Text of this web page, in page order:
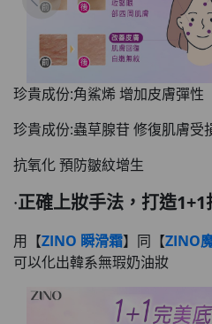
珍貴成份:角鯊烯 增加皮膚彈性
珍貴成份:蟲草腺苷 修復肌膚受
抗氧化 預防皺紋增生
·正確上妝手法，打造
用【ZINO 瞬滑霜】同【ZINO
可以化出韓系無瑕奶油妝